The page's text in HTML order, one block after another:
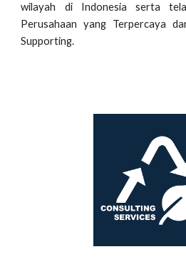
wilayah di Indonesia serta
Perusahaan yang Terpercaya
Supporting.